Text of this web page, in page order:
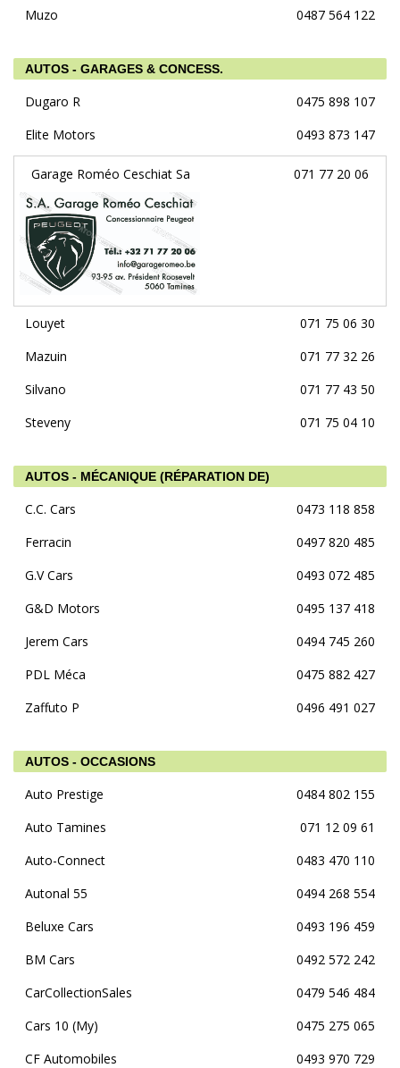
Muzo 0487 564 122
AUTOS - GARAGES & CONCESS.
Dugaro R
0475 898 107
Elite Motors
0493 873 147
Garage Roméo Ceschiat Sa 071 77 20 06
Louyet
071 75 06 30
Mazuin
071 77 32 26
Silvano
071 77 43 50
Steveny
071 75 04 10
AUTOS - MÉCANIQUE (RÉPARATION DE)
C.C. Cars
0473 118 858
Ferracin
0497 820 485
G.V Cars
0493 072 485
G&D Motors
0495 137 418
Jerem Cars
0494 745 260
PDL Méca
0475 882 427
Zaffuto P
0496 491 027
AUTOS - OCCASIONS
Auto Prestige
0484 802 155
Auto Tamines
071 12 09 61
Auto-Connect
0483 470 110
Autonal 55
0494 268 554
Beluxe Cars
0493 196 459
BM Cars
0492 572 242
CarCollectionSales
0479 546 484
Cars 10 (My)
0475 275 065
CF Automobiles
0493 970 729